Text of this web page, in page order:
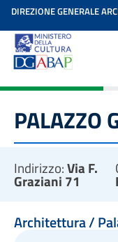
contenuto
DIREZIONE GENERALE
PALAZZO
Indirizzo:Via F.
Graziani 71
Architettura /